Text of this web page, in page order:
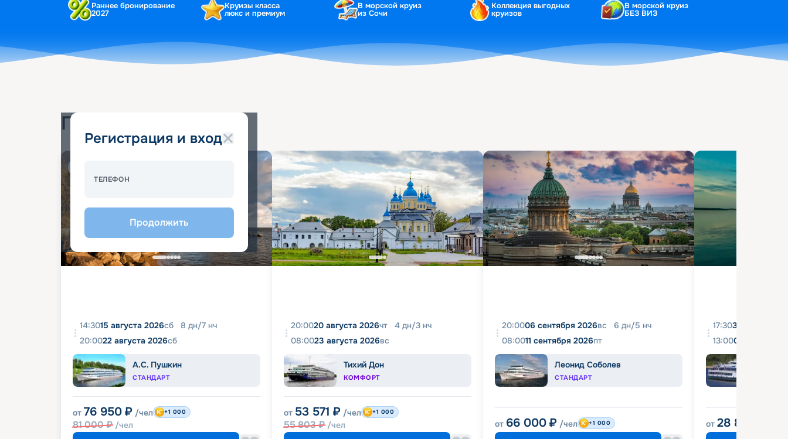
Раннее бронирование
2027
Круизы класса
люкс и премиум
В морской круиз
из Сочи
Коллекция выгодных
круизов
В морской круиз
БЕЗ ВИЗ
Регистрация и вход
ТЕЛЕФОН
Продолжить
Популярные круизы
14:3015 августа 2026сб 8 дн/7 нч
20:0022 августа 2026сб
А.С. Пушкин
СТАНДАРТ
от 76 950 ₽ /чел
81 000₽ /чел
+1 000
20:0020 августа 2026чт 4 дн/3 нч
08:0023 августа 2026вс
Тихий Дон
КОМФОРТ
от 53 571 ₽ /чел
55 803₽ /чел
+1 000
20:0006 сентября 2026вс 6 дн/5 нч
08:0011 сентября 2026пт
Леонид Соболев
СТАНДАРТ
от 66 000 ₽ /чел +1 000
17:3031 августа
13:0004 сентября
от 28 800